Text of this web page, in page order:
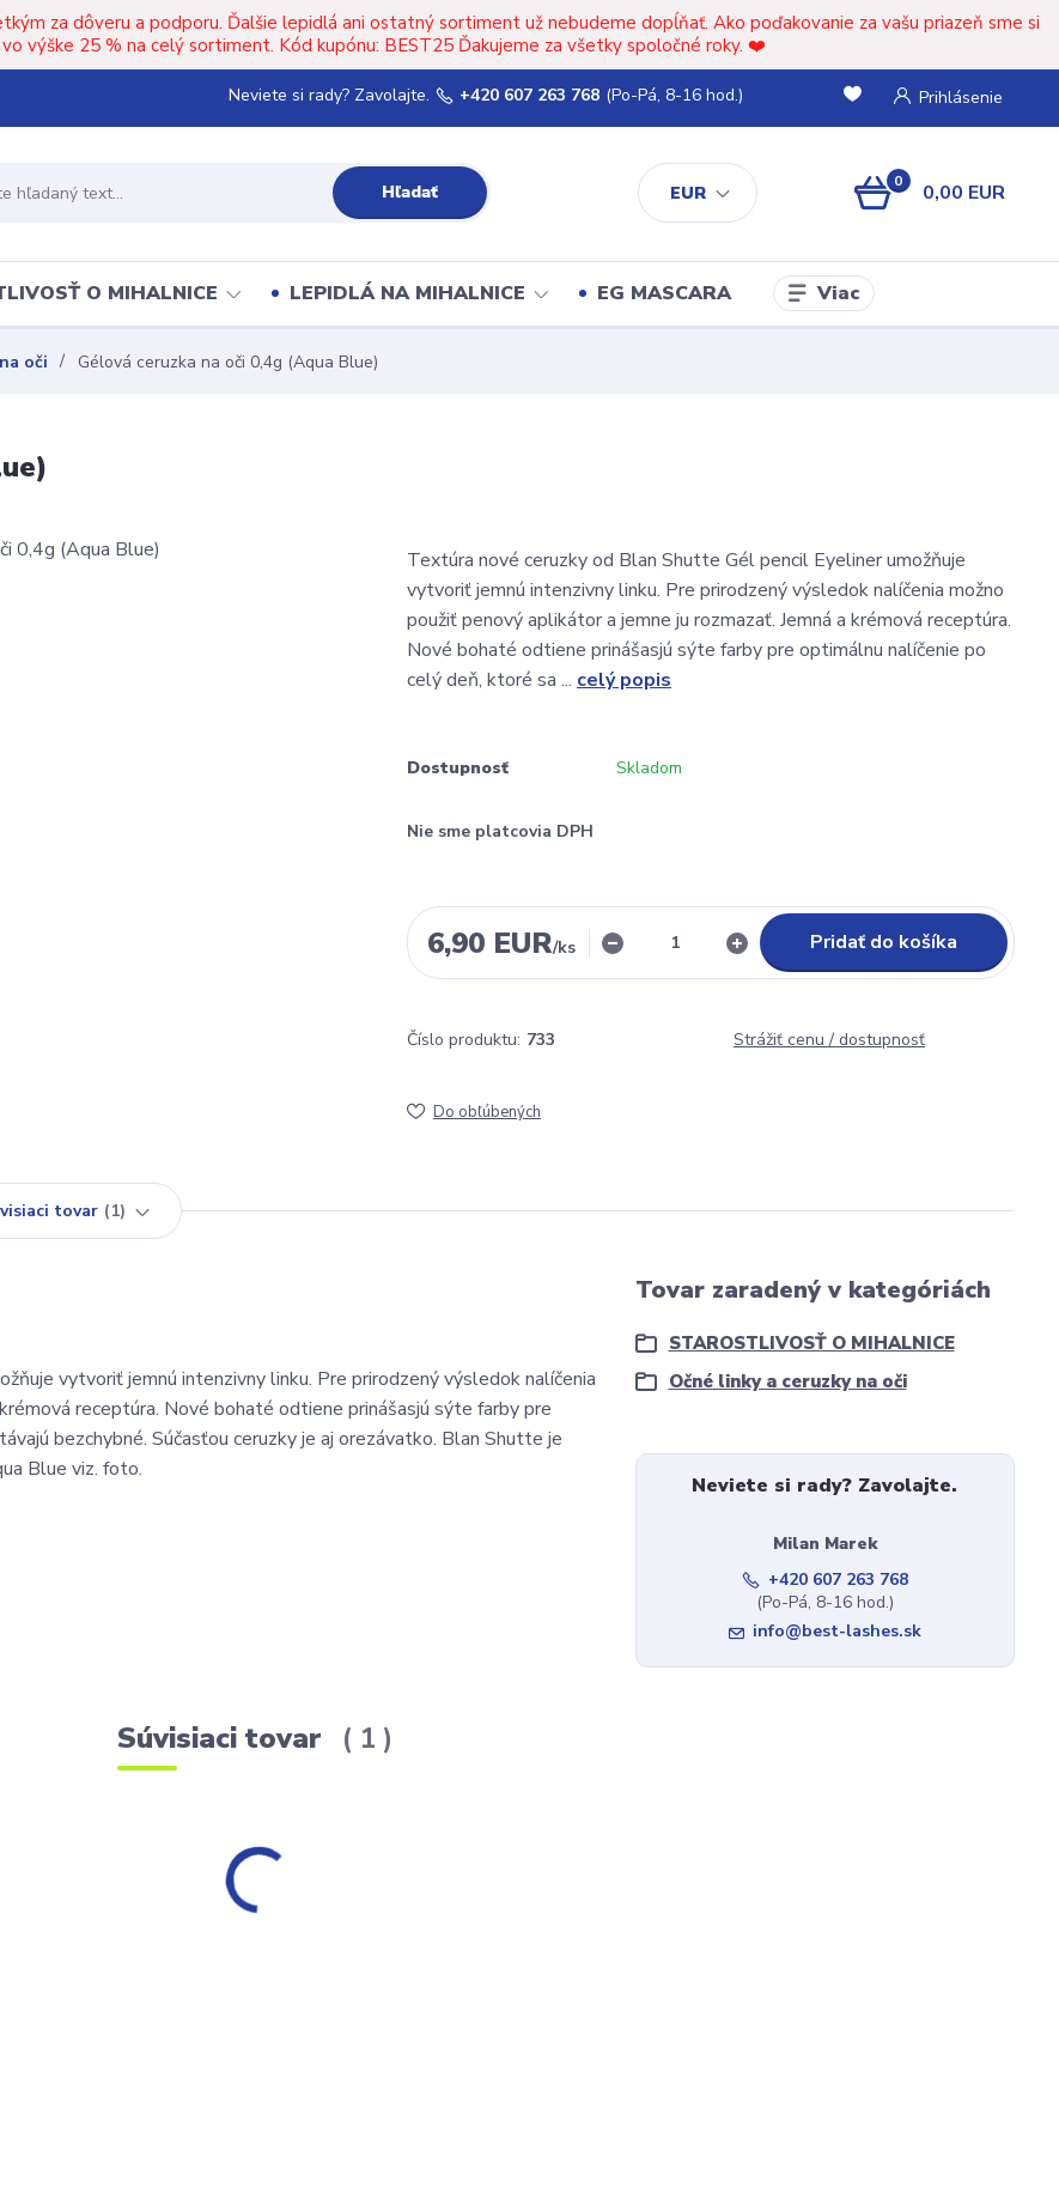
za dôveru a podporu. Ďalšie lepidlá ani ostatný sortiment už nebudeme dopĺňať. Ako poďakovanie za vašu priazeň sme si
výške 25 % na celý sortiment. Kód kupónu: BEST25 Ďakujeme za všetky spoločné roky. ❤️
EUR
Prihlásenie
Hľadať
Neviete si rady? Zavolajte. +420 607 263 768 (Po-Pá, 8-16 hod.)
0 0,00 EUR
O MIHALNICE LEPIDLÁ NA MIHALNICE EG MASCARA Viac
oči Gélová ceruzka na oči 0,4g (Aqua Blue)
Textúra nové ceruzky od Blan Shutte Gél pencil Eyeliner umožňuje
vytvoriť jemnú intenzivny linku. Pre prirodzený výsledok nalíčenia možno
použiť penový aplikátor a jemne ju rozmazať. Jemná a krémová receptúra.
Nové bohaté odtiene prinášasjú sýte farby pre optimálnu nalíčenie po
celý deň, ktoré sa ... celý popis
Dostupnosť Skladom
Nie sme platcovia DPH
6,90 EUR/ks Pridať do košíka
Číslo produktu: 733 Strážiť cenu / dostupnosť
Do obľúbených
tovar 1
vytvoriť jemnú intenzivny linku. Pre prirodzený výsledok nalíčenia
receptúra. Nové bohaté odtiene prinášasjú sýte farby pre
bezchybné. Súčasťou ceruzky je aj orezávatko. Blan Shutte je
Blue viz. foto.
Tovar zaradený v kategóriách
STAROSTLIVOSŤ O MIHALNICE
Očné linky a ceruzky na oči
Neviete si rady? Zavolajte.
Milan Marek
+420 607 263 768
(Po-Pá, 8-16 hod.)
info@best-lashes.sk
Súvisiaci tovar 1